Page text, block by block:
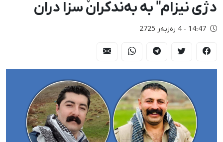
دژی نیزام" بە بەندکران سزا دران
14:47 - 4 رەزبەر 2725